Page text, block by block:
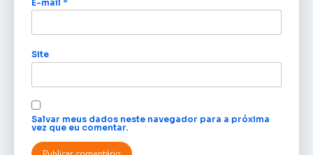
E-mail *
Site
Salvar meus dados neste navegador para a próxima
vez que eu comentar.